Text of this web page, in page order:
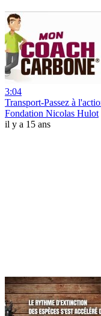
3:04
Transport-Passez à
Fondation Nicolas Hulot
il y a 15 ans